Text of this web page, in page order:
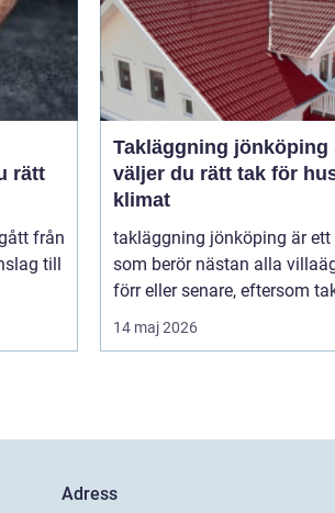
från
till
Takläggning jönköping så
väljer du rätt tak för
klimat
takläggning jönköping är ett
som berör nästan alla
förr eller senare, eftersom
14 maj 2026
Adress